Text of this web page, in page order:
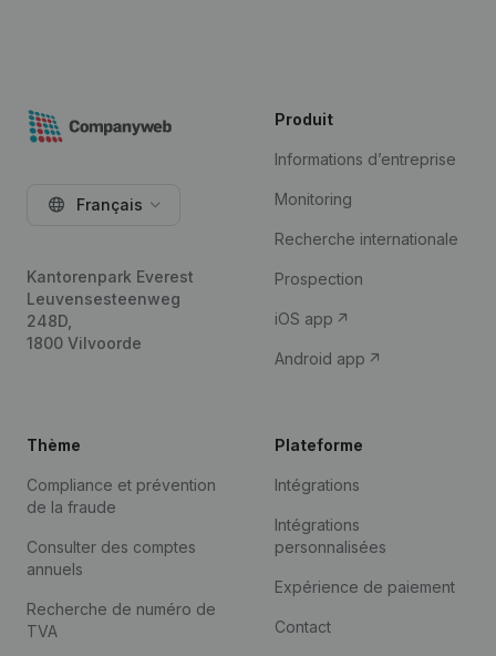
Français
Kantorenpark Everest
Leuvensesteenweg
248D,
1800 Vilvoorde
Produit
Informations d’entreprise
Monitoring
Recherche internationale
Prospection
iOS app
Android app
Thème
Compliance et prévention
de la fraude
Consulter des comptes
annuels
Recherche de numéro de
TVA
Plateforme
Intégrations
Intégrations
personnalisées
Expérience de paiement
Contact